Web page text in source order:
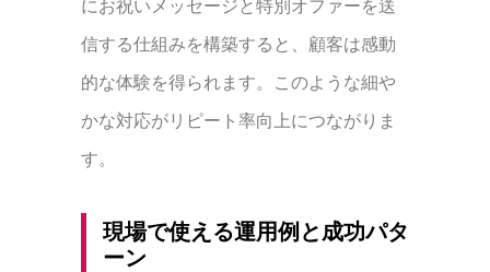
にお祝いメッセージと特別オファーを送
信する仕組みを構築すると、顧客は感動
的な体験を得られます。このような細や
かな対応がリピート率向上につながりま
す。
現場で使える運用例と成功パタ
ーン